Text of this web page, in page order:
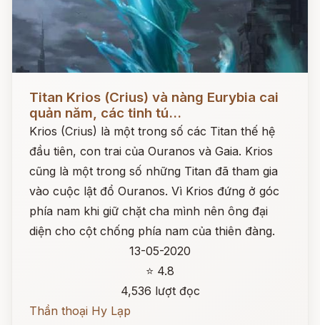
Titan Krios (Crius) và nàng Eurybia cai
quản năm, các tinh tú...
Krios (Crius) là một trong số các Titan thế hệ
đầu tiên, con trai của Ouranos và Gaia. Krios
cũng là một trong số những Titan đã tham gia
vào cuộc lật đổ Ouranos. Vì Krios đứng ở góc
phía nam khi giữ chặt cha mình nên ông đại
diện cho cột chống phía nam của thiên đàng.
13-05-2020
⭐ 4.8
4,536 lượt đọc
Thần thoại Hy Lạp